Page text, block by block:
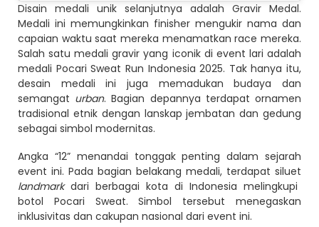
Disain medali unik selanjutnya adalah Gravir Medal.
Medali ini memungkinkan finisher mengukir nama dan
capaian waktu saat mereka menamatkan race mereka.
Salah satu medali gravir yang iconik di event lari adalah
medali Pocari Sweat Run Indonesia 2025. Tak hanya itu,
desain medali ini juga memadukan budaya dan
semangat urban. Bagian depannya terdapat ornamen
tradisional etnik dengan lanskap jembatan dan gedung
sebagai simbol modernitas.
Angka “12” menandai tonggak penting dalam sejarah
event ini. Pada bagian belakang medali, terdapat siluet
landmarkdari berbagai kota di Indonesia melingkupi
botol Pocari Sweat. Simbol tersebut menegaskan
inklusivitas dan cakupan nasional dari event ini.